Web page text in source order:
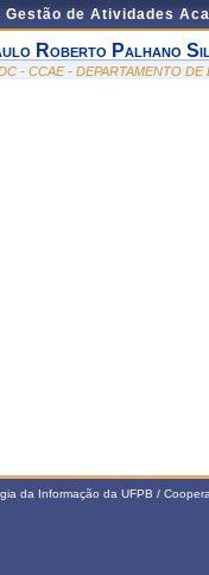
Gestão de Atividades
Roberto Palhano
- CCAE - DEPARTAMENTO DE
da Informação da UFPB /